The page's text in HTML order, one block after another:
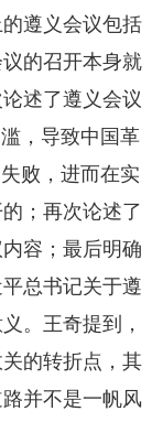
遵义会议包括
的召开本身就
述了遵义会议
，导致中国革
败，进而在实
；再次论述了
容；最后明确
总书记关于遵
。王奇提到，
的转折点，其
并不是一帆风